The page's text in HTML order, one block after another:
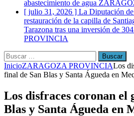
abastecimiento de agua
[ julio 31, 2026 ] La Diputación
restauración de la capilla de
Tarazona tras una inversión de
PROVINCIA
Buscar:
InicioZARAGOZA PROVINCIALos
final de San Blas y Santa Águeda en
Los disfraces coronan el
Blas y Santa Águeda en